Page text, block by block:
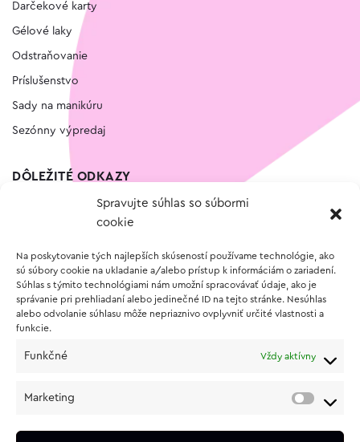
Spravujte súhlas so súbormi
cookie
Na poskytovanie tých najlepších skúseností používame technológie, ako
sú súbory cookie na ukladanie a/alebo prístup k informáciám o zariadení.
Súhlas s týmito technológiami nám umožní spracovávať údaje, ako je
správanie pri prehliadaní alebo jedinečné ID na tejto stránke. Nesúhlas
alebo odvolanie súhlasu môže nepriaznivo ovplyvniť určité vlastnosti a
funkcie.
Funkčné Vždy aktívny
Marketing
Darčekové karty
Gélové laky
Odstraňovanie
Príslušenstvo
Sady na manikúru
Sezónny výpredaj
DÔLEŽITÉ ODKAZY
Vernostný program
O NÁKUPE
Vrátenie a reklamácia tovaru